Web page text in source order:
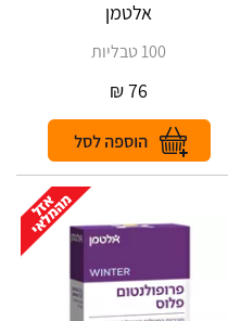
אלטמן
100 טבליות
76
₪